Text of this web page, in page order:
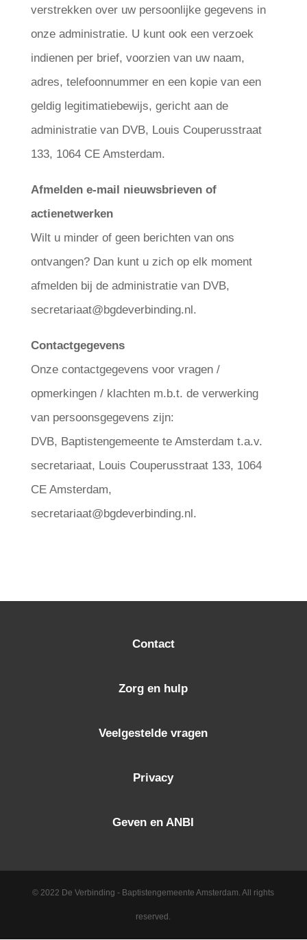
verstrekken over uw persoonlijke gegevens in
onze administratie. U kunt ook een verzoek
indienen per brief, voorzien van uw naam,
adres, telefoonnummer en een kopie van een
geldig legitimatiebewijs, gericht aan de
administratie van DVB, Louis Couperusstraat
133, 1064 CE Amsterdam.
Afmelden e-mail nieuwsbrieven of
actienetwerken
Wilt u minder of geen berichten van ons
ontvangen? Dan kunt u zich op elk moment
afmelden bij de administratie van DVB,
secretariaat@bgdeverbinding.nl.
Contactgegevens
Onze contactgegevens voor vragen /
opmerkingen / klachten m.b.t. de verwerking
van persoonsgegevens zijn:
DVB, Baptistengemeente te Amsterdam t.a.v.
secretariaat, Louis Couperusstraat 133, 1064
CE Amsterdam,
secretariaat@bgdeverbinding.nl.
Contact
Zorg en hulp
Veelgestelde vragen
Privacy
Geven en ANBI
© 2022 De Verbinding - Baptistengemeente Amsterdam. All rights
reserved.